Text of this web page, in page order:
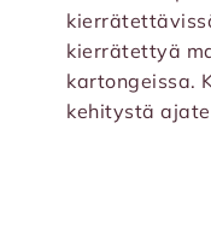
kierrätettyä
kartongeissa.
kehitystä